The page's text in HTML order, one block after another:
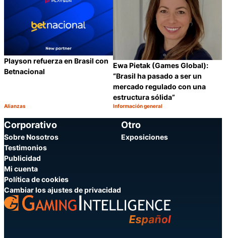
Playson refuerza en Brasil con
Betnacional
Categoría:
Alianzas
Compartir
Ewa Pietak (Games Global):
“Brasil ha pasado a ser un
mercado regulado con una
estructura sólida”
Categoría:
Información general
Corporativo
Sobre Nosotros
Testimonios
Publicidad
Mi cuenta
Política de cookies
Cambiar los ajustes de privacidad
Otro
Exposiciones